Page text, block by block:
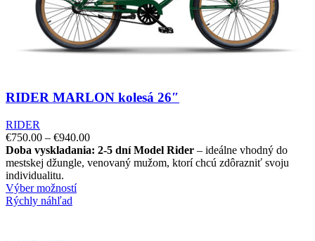
RIDER MARLON kolesá 26″
RIDER
€750.00 – €940.00
Doba vyskladania: 2-5 dní Model Rider – ideálne vhodný do
mestskej džungle, venovaný mužom, ktorí chcú zdôrazniť svoju
individualitu.
Výber možností
Rýchly náhľad